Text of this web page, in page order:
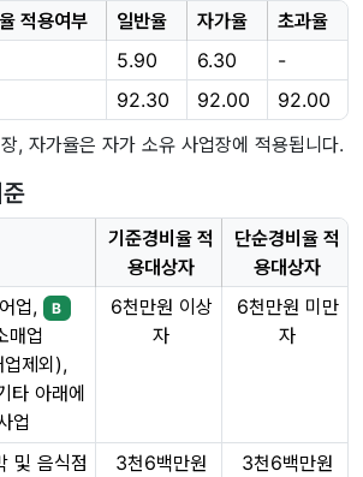
적용여부 일반율 자가율
초과율
5.90 6.30
-
92.30 92.00
92.00
, 자가율은 자가 소유 사업장에 적용됩니다.
기준경비율 적
용대상자
단순경비율 적
용대상자
업, B
매업
제외),
타 아래에
업
6천만원 이상
자
6천만원 미만
자
및 음식점
3천6백만원
3천6백만원